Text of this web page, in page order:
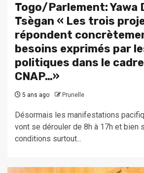
Togo/Parlement: Yawa
Tsègan « Les trois
répondent
besoins exprimés par
politiques dans le
CNAP…»
5 ans ago Prunelle
Désormais les manifestations
vont se dérouler de 8h à 17h et bien
conditions surtout...